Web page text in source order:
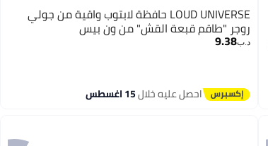
LOUD UNIVERSE حافظة لابتوب واقية من جولي
روجر "طاقم قبعة القش" من ون بيس
د.ب‏9.38
احصل عليه خلال15 اغسطس